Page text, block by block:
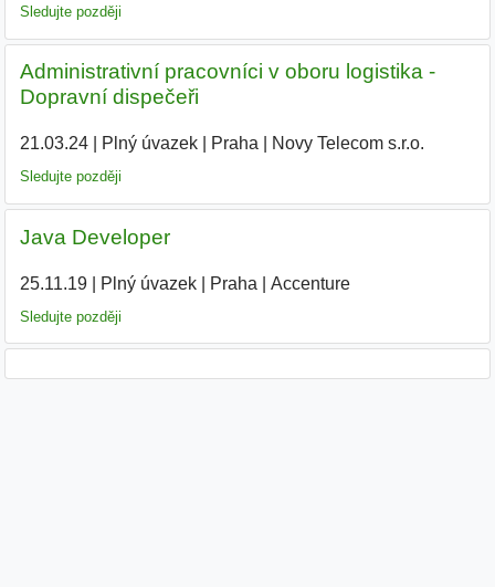
Sledujte později
Administrativní pracovníci v oboru logistika -
Dopravní dispečeři
21.03.24| Plný úvazek| Praha Novy Telecom s.r.o.
Sledujte později
Java Developer
25.11.19| Plný úvazek| Praha Accenture|
Sledujte později